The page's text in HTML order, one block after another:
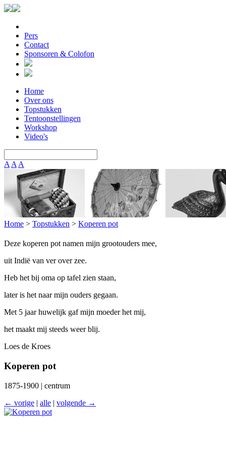
Pers
Contact
Sponsoren & Colofon
Home
Over ons
Topstukken
Tentoonstellingen
Workshop
Video's
A A A
Home > Topstukken > Koperen pot
Deze koperen pot namen mijn grootouders mee,
uit Indië van ver over zee.
Heb het bij oma op tafel zien staan,
later is het naar mijn ouders gegaan.
Met 5 jaar huwelijk gaf mijn moeder het mij,
het maakt mij steeds weer blij.
Loes de Kroes
Koperen pot
1875-1900 | centrum
← vorige | alle | volgende →